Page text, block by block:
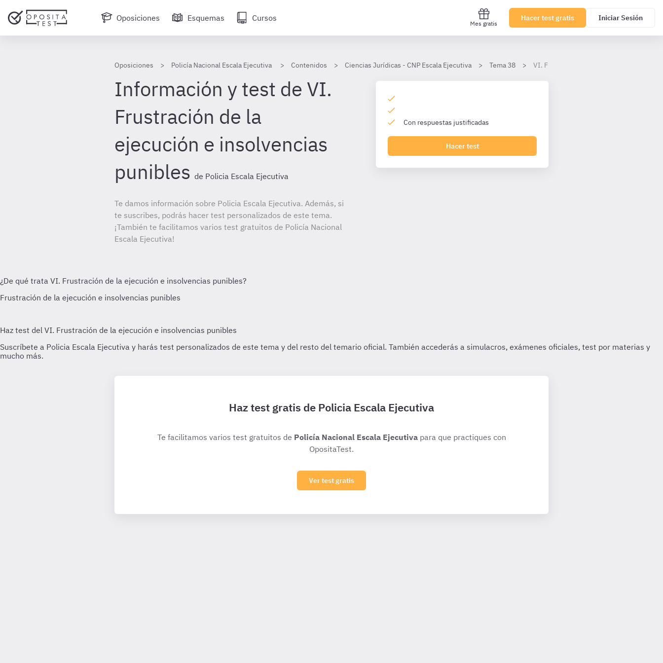
Oposiciones Esquemas Cursos
Mes gratis
Hacer test gratis Iniciar Sesión
Oposiciones Policía Nacional Escala Ejecutiva Contenidos Ciencias Jurídicas - CNP Escala Ejecutiva Tema 38 VI. Frustración de la ejecución e
Información y test de VI.
Frustración de la
ejecución e insolvencias
punibles de Policia Escala Ejecutiva
Te damos información sobre Policia Escala Ejecutiva. Además, si
te suscribes, podrás hacer test personalizados de este tema.
¡También te facilitamos varios test gratuitos de Policía Nacional
Escala Ejecutiva!
Con respuestas justificadas
Hacer test
Haz test gratis de Policia Escala Ejecutiva
Te facilitamos varios test gratuitos de Policía Nacional Escala Ejecutivapara que practiques con
OpositaTest.
Ver test gratis